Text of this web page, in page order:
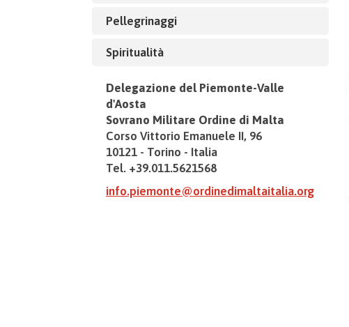
Pellegrinaggi
Spiritualità
Delegazione del Piemonte-Valle
d'Aosta
Sovrano Militare Ordine di Malta
Corso Vittorio Emanuele II, 96
10121 - Torino - Italia
Tel. +39.011.5621568
info.piemonte@ordinedimaltaitalia.org